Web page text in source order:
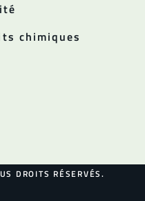
chimiques
DROITS RÉSERVÉS.